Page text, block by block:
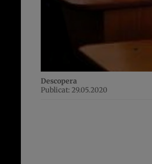
Descopera
Publicat: 29.05.2020